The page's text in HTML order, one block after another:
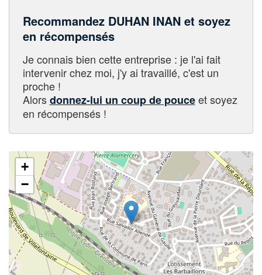
Recommandez DUHAN INAN et soyez
en récompensés
Je connais bien cette entreprise : je l'ai fait
intervenir chez moi, j'y ai travaillé, c'est un
proche !
Alorsdonnez-lui un coup de pouceet soyez
en récompensés !
+
−